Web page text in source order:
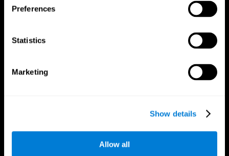
Preferences
Statistics
Marketing
Show details
Allow all